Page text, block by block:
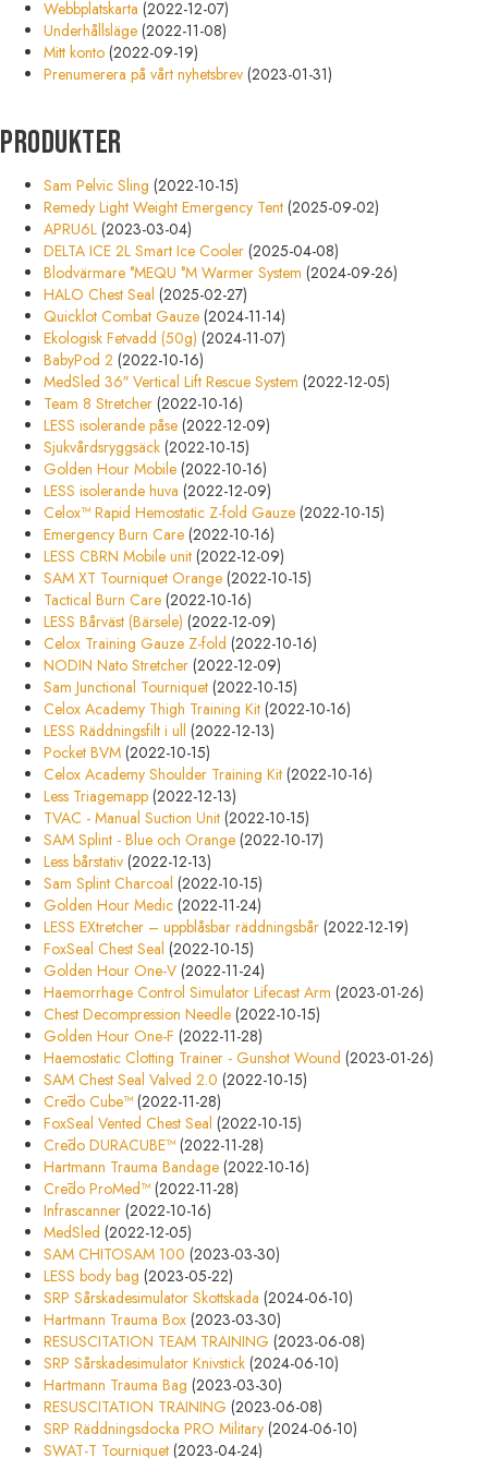
Webbplatskarta (2022-12-07)
Underhållsläge (2022-11-08)
Mitt konto (2022-09-19)
Prenumerera på vårt nyhetsbrev (2023-01-31)
Produkter
Sam Pelvic Sling (2022-10-15)
Remedy Light Weight Emergency Tent (2025-09-02)
APRU6L (2023-03-04)
DELTA ICE 2L Smart Ice Cooler (2025-04-08)
Blodvärmare °MEQU °M Warmer System (2024-09-26)
HALO Chest Seal (2025-02-27)
Quicklot Combat Gauze (2024-11-14)
Ekologisk Fetvadd (50g) (2024-11-07)
BabyPod 2 (2022-10-16)
MedSled 36″ Vertical Lift Rescue System (2022-12-05)
Team 8 Stretcher (2022-10-16)
LESS isolerande påse (2022-12-09)
Sjukvårdsryggsäck (2022-10-15)
Golden Hour Mobile (2022-10-16)
LESS isolerande huva (2022-12-09)
Celox™ Rapid Hemostatic Z-fold Gauze (2022-10-15)
Emergency Burn Care (2022-10-16)
LESS CBRN Mobile unit (2022-12-09)
SAM XT Tourniquet Orange (2022-10-15)
Tactical Burn Care (2022-10-16)
LESS Bårväst (Bärsele) (2022-12-09)
Celox Training Gauze Z-fold (2022-10-16)
NODIN Nato Stretcher (2022-12-09)
Sam Junctional Tourniquet (2022-10-15)
Celox Academy Thigh Training Kit (2022-10-16)
LESS Räddningsfilt i ull (2022-12-13)
Pocket BVM (2022-10-15)
Celox Academy Shoulder Training Kit (2022-10-16)
Less Triagemapp (2022-12-13)
TVAC - Manual Suction Unit (2022-10-15)
SAM Splint - Blue och Orange (2022-10-17)
Less bårstativ (2022-12-13)
Sam Splint Charcoal (2022-10-15)
Golden Hour Medic (2022-11-24)
LESS EXtretcher – uppblåsbar räddningsbår (2022-12-19)
FoxSeal Chest Seal (2022-10-15)
Golden Hour One-V (2022-11-24)
Haemorrhage Control Simulator Lifecast Arm (2023-01-26)
Chest Decompression Needle (2022-10-15)
Golden Hour One-F (2022-11-28)
Haemostatic Clotting Trainer - Gunshot Wound (2023-01-26)
SAM Chest Seal Valved 2.0 (2022-10-15)
Crēdo Cube™ (2022-11-28)
FoxSeal Vented Chest Seal (2022-10-15)
Crēdo DURACUBE™ (2022-11-28)
Hartmann Trauma Bandage (2022-10-16)
Crēdo ProMed™ (2022-11-28)
Infrascanner (2022-10-16)
MedSled (2022-12-05)
SAM CHITOSAM 100 (2023-03-30)
LESS body bag (2023-05-22)
SRP Sårskadesimulator Skottskada (2024-06-10)
Hartmann Trauma Box (2023-03-30)
RESUSCITATION TEAM TRAINING (2023-06-08)
SRP Sårskadesimulator Knivstick (2024-06-10)
Hartmann Trauma Bag (2023-03-30)
RESUSCITATION TRAINING (2023-06-08)
SRP Räddningsdocka PRO Military (2024-06-10)
SWAT-T Tourniquet (2023-04-24)